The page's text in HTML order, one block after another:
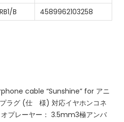
B 4589962103258
cable “Sunshine” for アニ
ラグ (仕 様) 対応イヤホンコネ
プレーヤー： 3.5mm3極アンバ